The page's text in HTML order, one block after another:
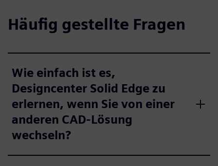
Häufig gestellte Fragen
Wie einfach ist es,
Designcenter Solid Edge zu
erlernen, wenn Sie von einer
anderen CAD-Lösung
wechseln?